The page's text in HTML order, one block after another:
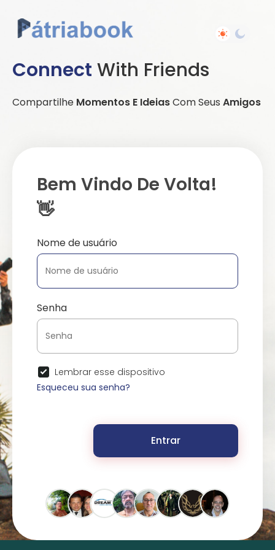
Connect With Friends
Compartilhe Momentos E IdeiasCom Seus Amigos
Bem Vindo De Volta!
👋
Nome de usuário
Senha
Lembrar esse dispositivo
Esqueceu sua senha?
Entrar